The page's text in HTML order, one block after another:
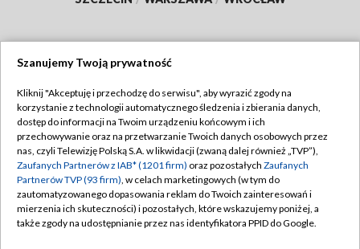
TVP
Abonament TVP
Emisja w TVP
Centrum informacji TVP
Naziemna Telewizja Cyfrowa
Regulamin TVP
Polityka prywatności
Moje zgody
Pomoc
Szanujemy Twoją prywatność
Kliknij "Akceptuję i przechodzę do serwisu", aby wyrazić zgody na
korzystanie z technologii automatycznego śledzenia i zbierania danych,
dostęp do informacji na Twoim urządzeniu końcowym i ich
przechowywanie oraz na przetwarzanie Twoich danych osobowych przez
nas, czyli Telewizję Polską S.A. w likwidacji (zwaną dalej również „TVP”),
Zaufanych Partnerów z IAB* (1201 firm) oraz pozostałych Zaufanych
Partnerów TVP (93 firm), w celach marketingowych (w tym do
zautomatyzowanego dopasowania reklam do Twoich zainteresowań i
mierzenia ich skuteczności) i pozostałych, które wskazujemy poniżej, a
także zgody na udostępnianie przez nas identyfikatora PPID do Google.